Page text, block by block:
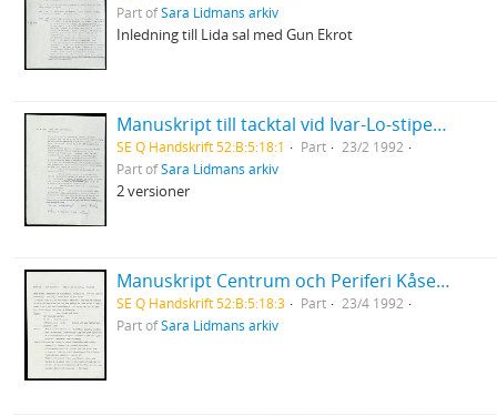
Part ofSara Lidmans arkiv
Inledning till Lida sal med Gun Ekrot
Manuskript till tacktal vid Ivar-Lo-stipendiets utdelning
SE Q Handskrift 52:B:5:18:1 Part
23/2 1992
Part ofSara Lidmans arkiv
2 versioner
Manuskript Centrum och Periferi Kåseri på Konstfack
SE Q Handskrift 52:B:5:18:3 Part
23/4 1992
Part ofSara Lidmans arkiv